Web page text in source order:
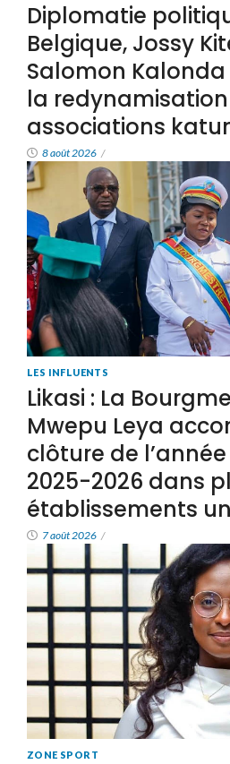
Diplomatie
Belgique, Jossy
Salomon
la
associations
8 août 2026 /
LES INFLUENTS
Likasi : La
Mwepu Leya
clôture de
2025-2026 dans
établissements
7 août 2026 /
ZONE SPORT